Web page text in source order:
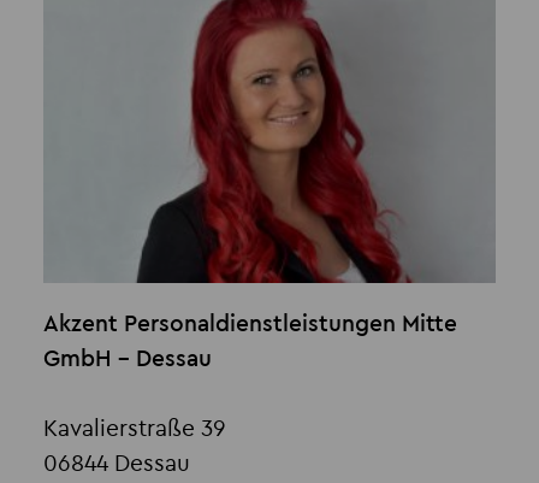
Akzent Personaldienstleistungen Mitte
GmbH - Dessau
Kavalierstraße 39
06844 Dessau